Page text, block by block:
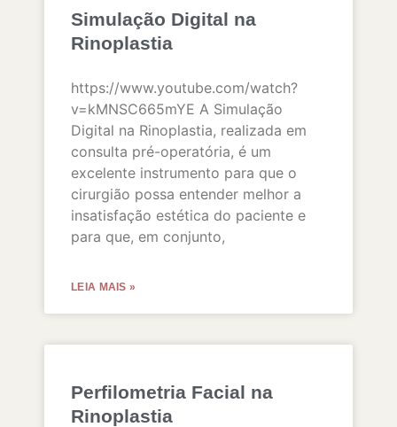
Simulação Digital na
Rinoplastia
https://www.youtube.com/watch?
v=kMNSC665mYE A Simulação
Digital na Rinoplastia, realizada em
consulta pré-operatória, é um
excelente instrumento para que o
cirurgião possa entender melhor a
insatisfação estética do paciente e
para que, em conjunto,
LEIA MAIS »
Perfilometria Facial na
Rinoplastia